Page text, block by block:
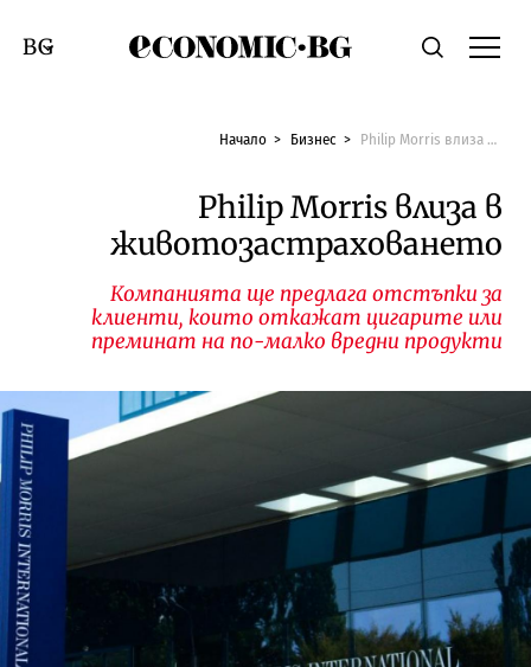
Economic.bgТърсене
Смяна на език
Начало Бизнес Philip Morris влиза в животозастраховането
Philip Morris влиза в
животозастраховането
Компанията ще предлага отстъпки за
клиенти, които откажат цигарите или
преминат на по-малко вредни продукти